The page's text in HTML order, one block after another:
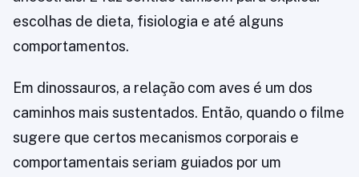
escolhas de dieta, fisiologia e até alguns
comportamentos.
Em dinossauros, a relação com aves é um dos
caminhos mais sustentados. Então, quando o filme
sugere que certos mecanismos corporais e
comportamentais seriam guiados por um